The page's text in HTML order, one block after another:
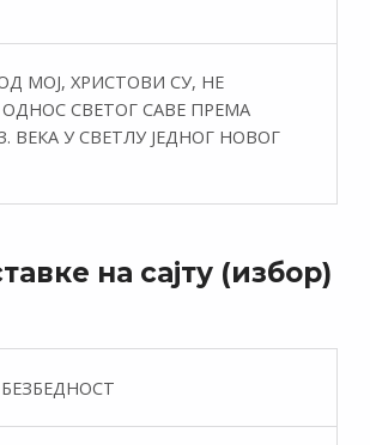
МОЈ, ХРИСТОВИ СУ, НЕ
СВЕТОГ САВЕ ПРЕМА
ВЕКА У СВЕТЛУ ЈЕДНОГ НОВОГ
на сајту (избор)